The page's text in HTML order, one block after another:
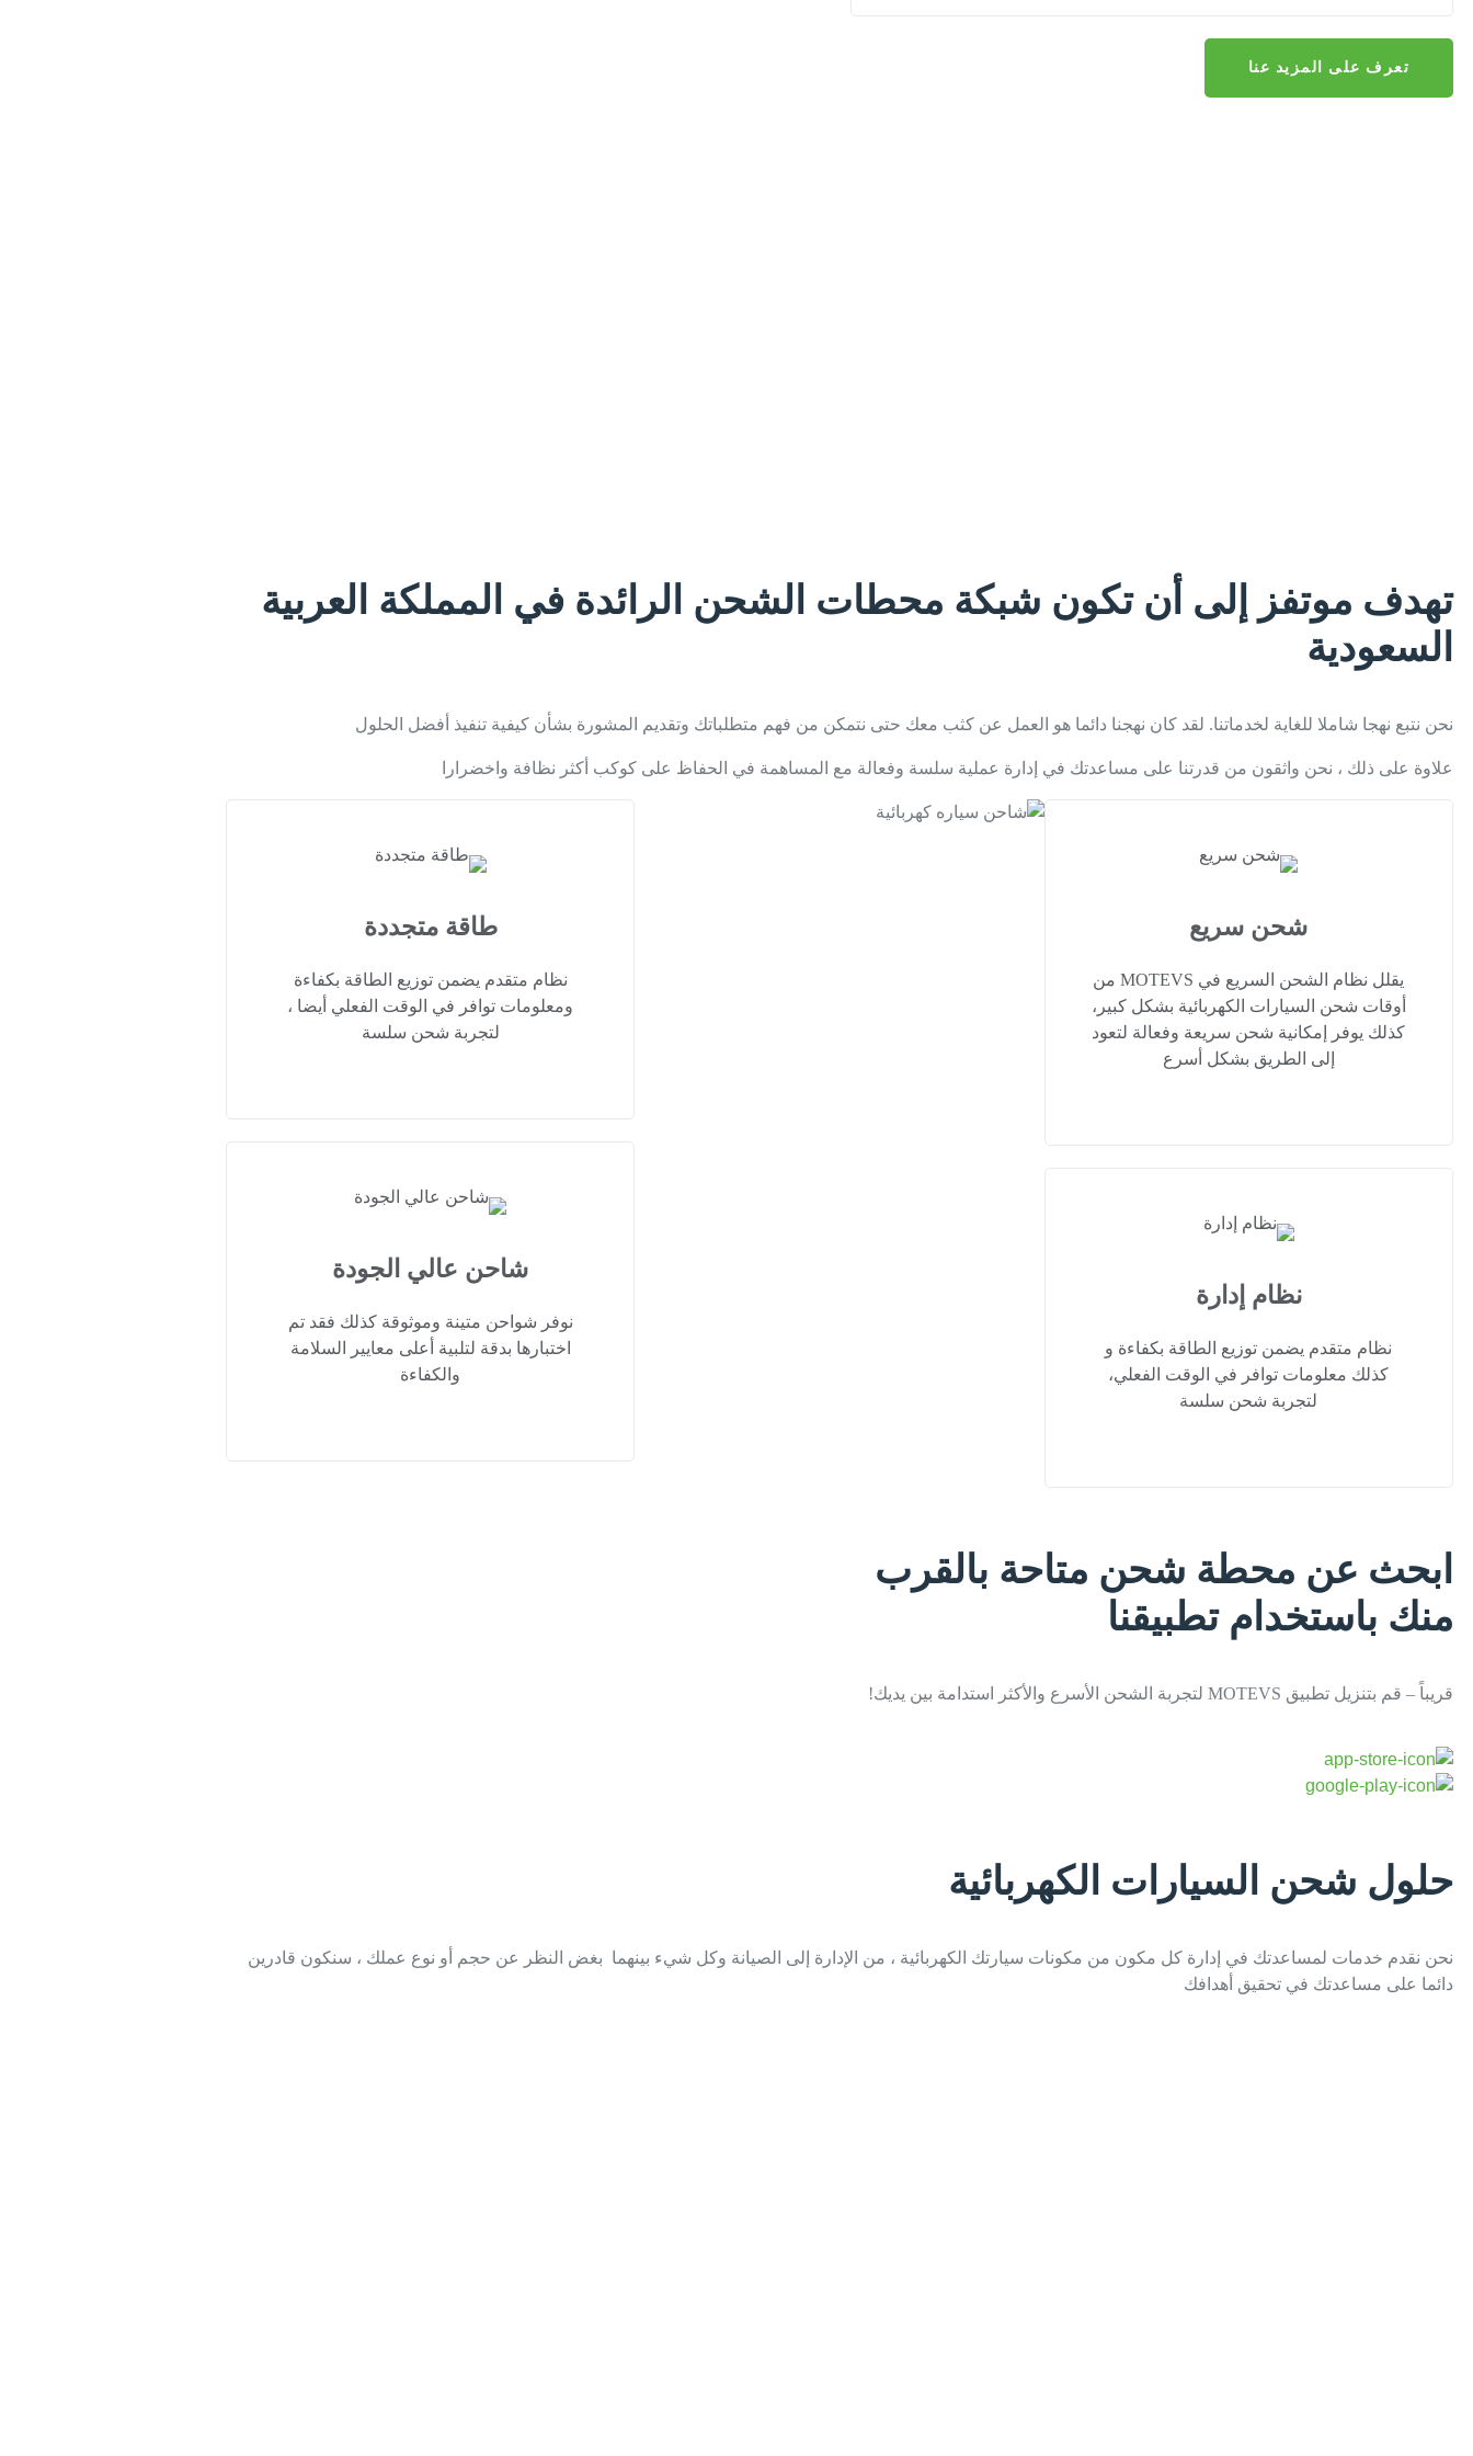
تعرف على المزيد عنا
تهدف موتفز إلى أن تكون شبكة محطات الشحن الرائدة في المملكة العربية
السعودية
نحن نتبع نهجا شاملا للغاية لخدماتنا. لقد كان نهجنا دائما هو العمل عن كثب معك حتى نتمكن من فهم متطلباتك وتقديم المشورة بشأن كيفية تنفيذ أفضل الحلول
علاوة على ذلك ، نحن واثقون من قدرتنا على مساعدتك في إدارة عملية سلسة وفعالة مع المساهمة في الحفاظ على كوكب أكثر نظافة واخضرارا
شحن سريع
يقلل نظام الشحن السريع في MOTEVS من
أوقات شحن السيارات الكهربائية بشكل كبير،
كذلك يوفر إمكانية شحن سريعة وفعالة لتعود
إلى الطريق بشكل أسرع
نظام إدارة
نظام متقدم يضمن توزيع الطاقة بكفاءة و
كذلك معلومات توافر في الوقت الفعلي،
لتجربة شحن سلسة
طاقة متجددة
نظام متقدم يضمن توزيع الطاقة بكفاءة
ومعلومات توافر في الوقت الفعلي أيضا ،
لتجربة شحن سلسة
شاحن عالي الجودة
نوفر شواحن متينة وموثوقة كذلك فقد تم
اختبارها بدقة لتلبية أعلى معايير السلامة
والكفاءة
ابحث عن محطة شحن متاحة بالقرب
منك باستخدام تطبيقنا
قريباً – قم بتنزيل تطبيق MOTEVS لتجربة الشحن الأسرع والأكثر استدامة بين يديك!
حلول شحن السيارات الكهربائية
نحن نقدم خدمات لمساعدتك في إدارة كل مكون من مكونات سيارتك الكهربائية ، من الإدارة إلى الصيانة وكل شيء بينهما بغض النظر عن حجم أو نوع عملك ، سنكون قادرين
دائما على مساعدتك في تحقيق أهدافك